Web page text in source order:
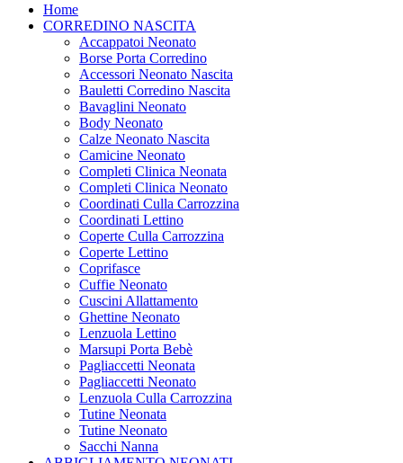
Home
CORREDINO NASCITA
Accappatoi Neonato
Borse Porta Corredino
Accessori Neonato Nascita
Bauletti Corredino Nascita
Bavaglini Neonato
Body Neonato
Calze Neonato Nascita
Camicine Neonato
Completi Clinica Neonata
Completi Clinica Neonato
Coordinati Culla Carrozzina
Coordinati Lettino
Coperte Culla Carrozzina
Coperte Lettino
Coprifasce
Cuffie Neonato
Cuscini Allattamento
Ghettine Neonato
Lenzuola Lettino
Marsupi Porta Bebè
Pagliaccetti Neonata
Pagliaccetti Neonato
Lenzuola Culla Carrozzina
Tutine Neonata
Tutine Neonato
Sacchi Nanna